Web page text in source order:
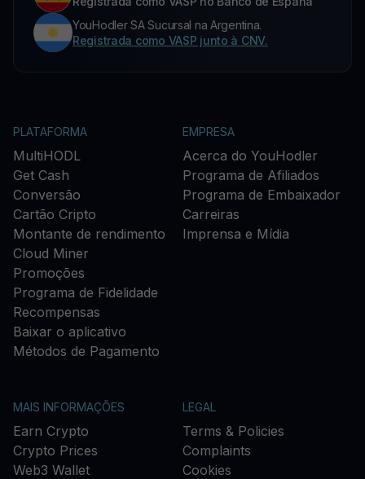
YouHodler SA Sucursal na Argentina.
Registrada como VASP junto à CNV.
PLATAFORMA
MultiHODL
Get Cash
Conversão
Cartão Cripto
Montante de rendimento
Cloud Miner
Promoções
Programa de Fidelidade
Recompensas
Baixar o aplicativo
Métodos de Pagamento
EMPRESA
Acerca do YouHodler
Programa de Afiliados
Programa de Embaixador
Carreiras
Imprensa e Mídia
MAIS INFORMAÇÕES
Earn Crypto
Crypto Prices
Web3 Wallet
LEGAL
Terms & Policies
Complaints
Cookies